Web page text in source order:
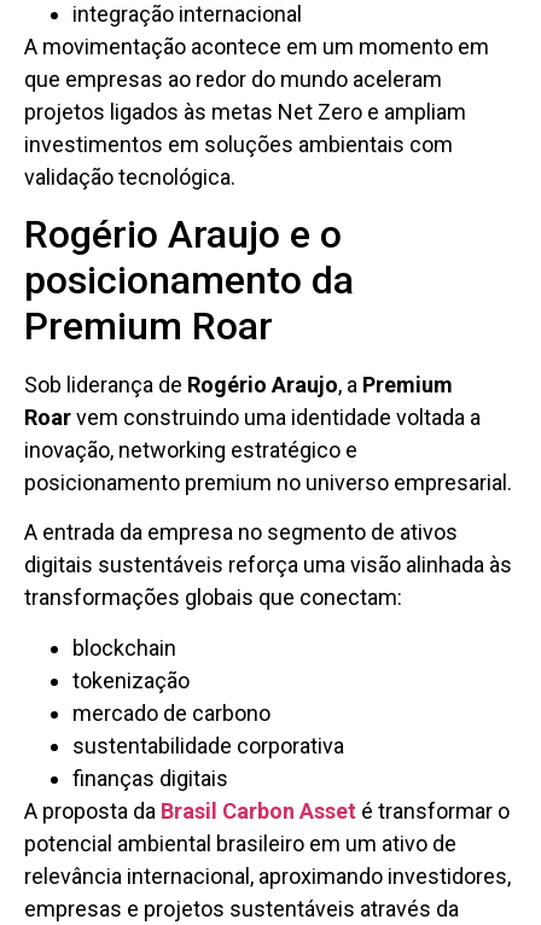
integração internacional
A movimentação acontece em um momento em
que empresas ao redor do mundo aceleram
projetos ligados às metas Net Zero e ampliam
investimentos em soluções ambientais com
validação tecnológica.
Rogério Araujo e o
posicionamento da
Premium Roar
Sob liderança de Rogério Araujo, a Premium
Roarvem construindo uma identidade voltada a
inovação, networking estratégico e
posicionamento premium no universo empresarial.
A entrada da empresa no segmento de ativos
digitais sustentáveis reforça uma visão alinhada às
transformações globais que conectam:
blockchain
tokenização
mercado de carbono
sustentabilidade corporativa
finanças digitais
A proposta da Brasil Carbon Asset é transformar o
potencial ambiental brasileiro em um ativo de
relevância internacional, aproximando investidores,
empresas e projetos sustentáveis através da